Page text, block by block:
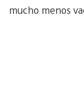
mucho menos